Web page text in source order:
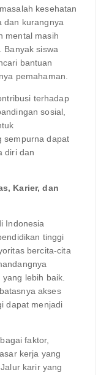
kesehatan
dan kurangnya
mental masih
Banyak siswa
bantuan
pemahaman.
terhadap
sosial,
sempurna dapat
diri dan
Karier, dan
Indonesia
tinggi
bercita-cita
lebih baik.
akses
dapat menjadi
faktor,
kerja yang
karir yang